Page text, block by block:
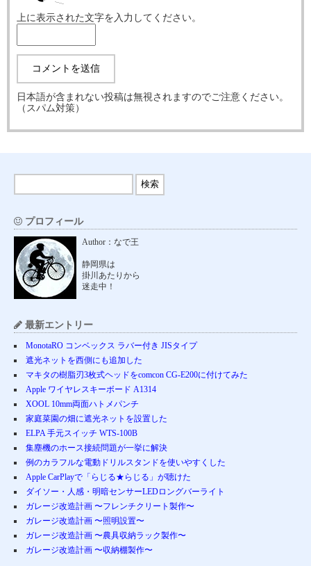
上に表示された文字を入力してください。
日本語が含まれない投稿は無視されますのでご注意ください。
（スパム対策）
プロフィール
Author：なで王
静岡県は
掛川あたりから
迷走中！
最新エントリー
MonotaRO コンベックス ラバー付き JISタイプ
遮光ネットを西側にも追加した
マキタの樹脂刃3枚式ヘッドをcomcon CG-E200に付けてみた
Apple ワイヤレスキーボード A1314
XOOL 10mm両面ハトメパンチ
家庭菜園の畑に遮光ネットを設置した
ELPA 手元スイッチ WTS-100B
集塵機のホース接続問題が一挙に解決
例のカラフルな電動ドリルスタンドを使いやすくした
Apple CarPlayで「らじる★らじる」が聴けた
ダイソー・人感・明暗センサーLEDロングバーライト
ガレージ改造計画 〜フレンチクリート製作〜
ガレージ改造計画 〜照明設置〜
ガレージ改造計画 〜農具収納ラック製作〜
ガレージ改造計画 〜収納棚製作〜